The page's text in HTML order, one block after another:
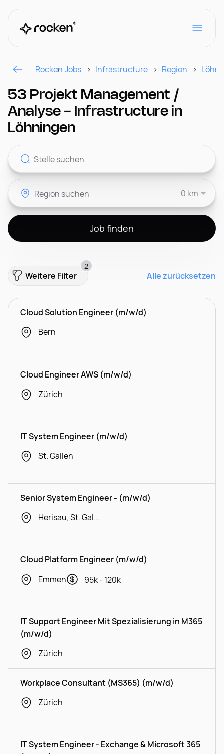
Für Arbeitgeber
Kontakt
Rocken Jobs Infrastructure Region
53 Projekt Management /
Analyse - Infrastructure in
Löhningen
0 km
Job finden
Weitere Filter
2
Alle zurücksetzen
Cloud Solution Engineer (m/w/d)
Bern
Cloud Engineer AWS (m/w/d)
Zürich
IT System Engineer (m/w/d)
St. Gallen
Senior System Engineer - (m/w/d)
Herisau, St. Gallen
Cloud Platform Engineer (m/w/d)
Emmen
95k - 120k
IT Support Engineer Mit Spezialisierung in M365
(m/w/d)
Zürich
Workplace Consultant (MS365) (m/w/d)
Zürich
IT System Engineer - Exchange & Microsoft 365